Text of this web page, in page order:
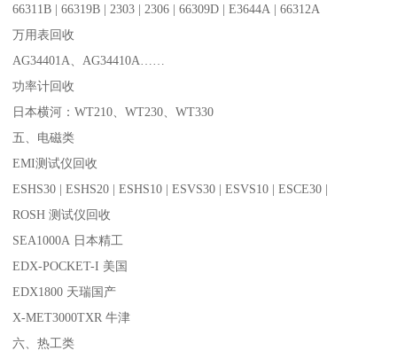
66311B | 66319B | 2303 | 2306 | 66309D | E3644A | 66312A
万用表回收
AG34401A、AG34410A……
功率计回收
日本横河：WT210、WT230、WT330
五、电磁类
EMI测试仪回收
ESHS30 | ESHS20 | ESHS10 | ESVS30 | ESVS10 | ESCE30 |
ROSH 测试仪回收
SEA1000A 日本精工
EDX-POCKET-I 美国
EDX1800 天瑞国产
X-MET3000TXR 牛津
六、热工类